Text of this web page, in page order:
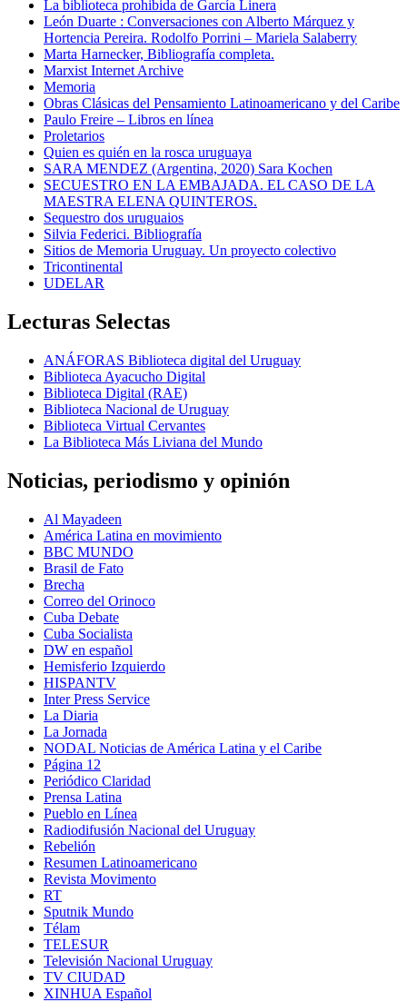
La biblioteca prohibida de García Linera
León Duarte : Conversaciones con Alberto Márquez y
Hortencia Pereira. Rodolfo Porrini – Mariela Salaberry
Marta Harnecker, Bibliografía completa.
Marxist Internet Archive
Memoria
Obras Clásicas del Pensamiento Latinoamericano y del Caribe
Paulo Freire – Libros en línea
Proletarios
Quien es quién en la rosca uruguaya
SARA MENDEZ (Argentina, 2020) Sara Kochen
SECUESTRO EN LA EMBAJADA. EL CASO DE LA
MAESTRA ELENA QUINTEROS.
Sequestro dos uruguaios
Silvia Federici. Bibliografía
Sitios de Memoria Uruguay. Un proyecto colectivo
Tricontinental
UDELAR
Lecturas Selectas
ANÁFORAS Biblioteca digital del Uruguay
Biblioteca Ayacucho Digital
Biblioteca Digital (RAE)
Biblioteca Nacional de Uruguay
Biblioteca Virtual Cervantes
La Biblioteca Más Liviana del Mundo
Noticias, periodismo y opinión
Al Mayadeen
América Latina en movimiento
BBC MUNDO
Brasil de Fato
Brecha
Correo del Orinoco
Cuba Debate
Cuba Socialista
DW en español
Hemisferio Izquierdo
HISPANTV
Inter Press Service
La Diaria
La Jornada
NODAL Noticias de América Latina y el Caribe
Página 12
Periódico Claridad
Prensa Latina
Pueblo en Línea
Radiodifusión Nacional del Uruguay
Rebelión
Resumen Latinoamericano
Revista Movimento
RT
Sputnik Mundo
Télam
TELESUR
Televisión Nacional Uruguay
TV CIUDAD
XINHUA Español